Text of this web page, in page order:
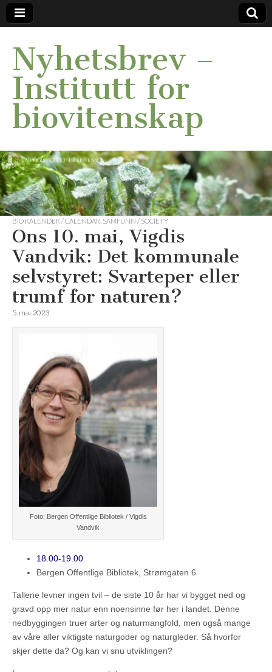
Nyhetsbrev –
Institutt for
biovitenskap
BIO KALENDER / CALENDAR SAMFUNN / SOCIETY
Ons 10. mai, Vigdis
Vandvik: Det kommunale
selvstyret: Svarteper eller
trumf for naturen?
5. mai 2023
Foto: Bergen Offentlige Bibliotek / Vigdis
Vandvik
18.00-19.00
Bergen Offentlige Bibliotek, Strømgaten 6
Tallene levner ingen tvil – de siste 10 år har vi bygget ned og
gravd opp mer natur enn noensinne før her i landet. Denne
nedbyggingen truer arter og naturmangfold, men også mange
av våre aller viktigste naturgoder og naturgleder. Så hvorfor
skjer dette da? Og kan vi snu utviklingen?